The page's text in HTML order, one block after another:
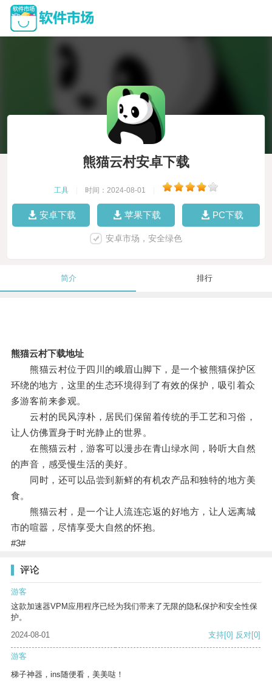
熊猫云村安卓下载
工具 时间：2024-08-01
安卓下载 苹果下载 PC下载
安卓市场，安全绿色
简介 排行
熊猫云村下载地址
熊猫云村位于四川的峨眉山脚下，是一个被熊猫保护区
环绕的地方，这里的生态环境得到了有效的保护，吸引着众
多游客前来参观。
云村的民风淳朴，居民们保留着传统的手工艺和习俗，
让人仿佛置身于时光静止的世界。
在熊猫云村，游客可以漫步在青山绿水间，聆听大自然
的声音，感受慢生活的美好。
同时，还可以品尝到新鲜的有机农产品和独特的地方美
食。
熊猫云村，是一个让人流连忘返的好地方，让人远离城
市的喧嚣，尽情享受大自然的怀抱。
#3#
评论
游客
这款加速器VPM应用程序已经为我们带来了无限的隐私保护和安全性保
护。
2024-08-01
支持[0] 反对[0]
游客
梯子神器，ins随便看，美美哒！